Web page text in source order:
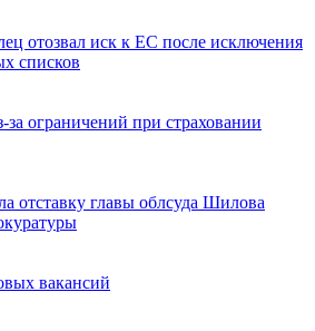
отозвал иск к ЕС после исключения
списков
ограничений при страховании
отставку главы облсуда Шилова
вакансий